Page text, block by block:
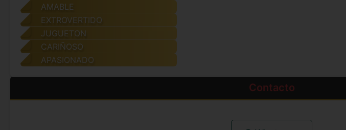
AMABLE
EXTROVERTIDO
JUGUETON
CARIÑOSO
APASIONADO
Contacto